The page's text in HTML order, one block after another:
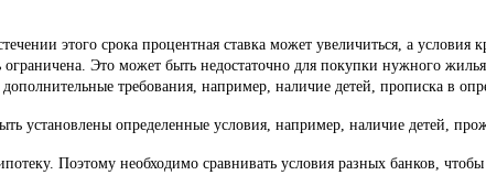
этого срока процентная ставка может увеличиться, а условия
Это может быть недостаточно для покупки нужного жилья.
требования, например, наличие детей, прописка в
установлены определенные условия, например, наличие детей,
Поэтому необходимо сравнивать условия разных банков,